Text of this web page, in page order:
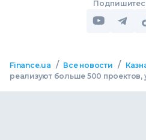
Finance.ua / Все новости /
реализуют больше 500